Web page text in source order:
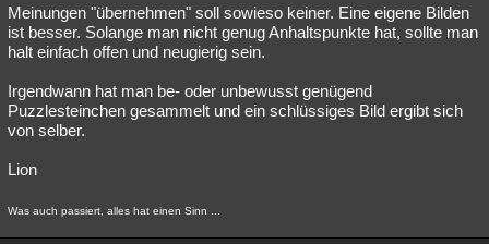
Meinungen "übernehmen" soll sowieso keiner. Eine eigene Bilden
ist besser. Solange man nicht genug Anhaltspunkte hat, sollte man
halt einfach offen und neugierig sein.
Irgendwann hat man be- oder unbewusst genügend
Puzzlesteinchen gesammelt und ein schlüssiges Bild ergibt sich
von selber.
Lion
Was auch passiert, alles hat einen Sinn ...